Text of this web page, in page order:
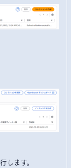
します。